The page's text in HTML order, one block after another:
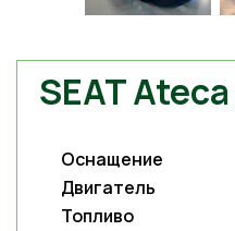
SEAT Ateca
Оснащение
Двигатель
Топливо